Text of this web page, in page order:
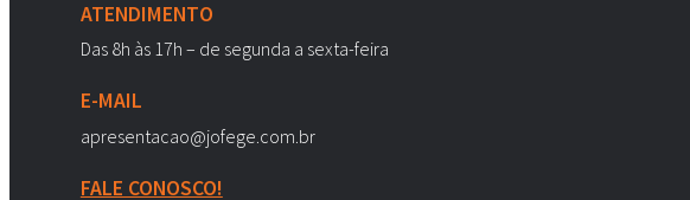
ATENDIMENTO
Das 8h às 17h – de segunda a sexta-feira
E-MAIL
apresentacao@jofege.com.br
FALE CONOSCO!